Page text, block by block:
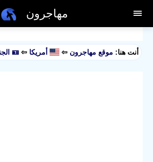
مهاجرون
أنت هنا: موقع مهاجرون ⇦ أمريكا ⇦ 🪪 الجنسية